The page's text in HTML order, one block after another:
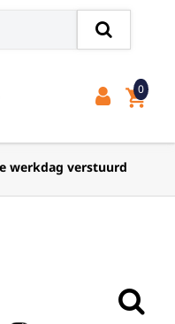
shopping_cart
0
werkdag verstuurd